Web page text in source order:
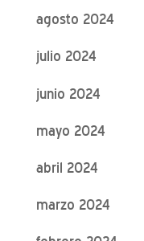
agosto 2024
julio 2024
junio 2024
mayo 2024
abril 2024
marzo 2024